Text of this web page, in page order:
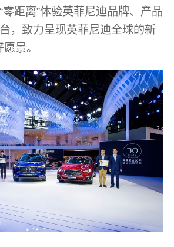
距离”体验英菲尼迪品牌、产品
，致力呈现英菲尼迪全球的新
景。